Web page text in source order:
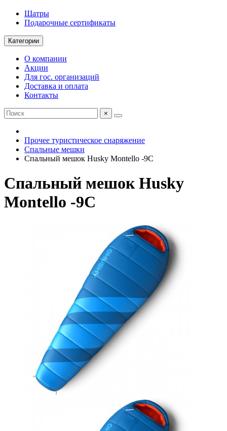
Шатры
Подарочные сертификаты
Категории
О компании
Акции
Для гос. организаций
Доставка и оплата
Контакты
×
Прочее туристическое снаряжение
Спальные мешки
Спальный мешок Husky Montello -9C
Спальный мешок Husky
Montello -9C